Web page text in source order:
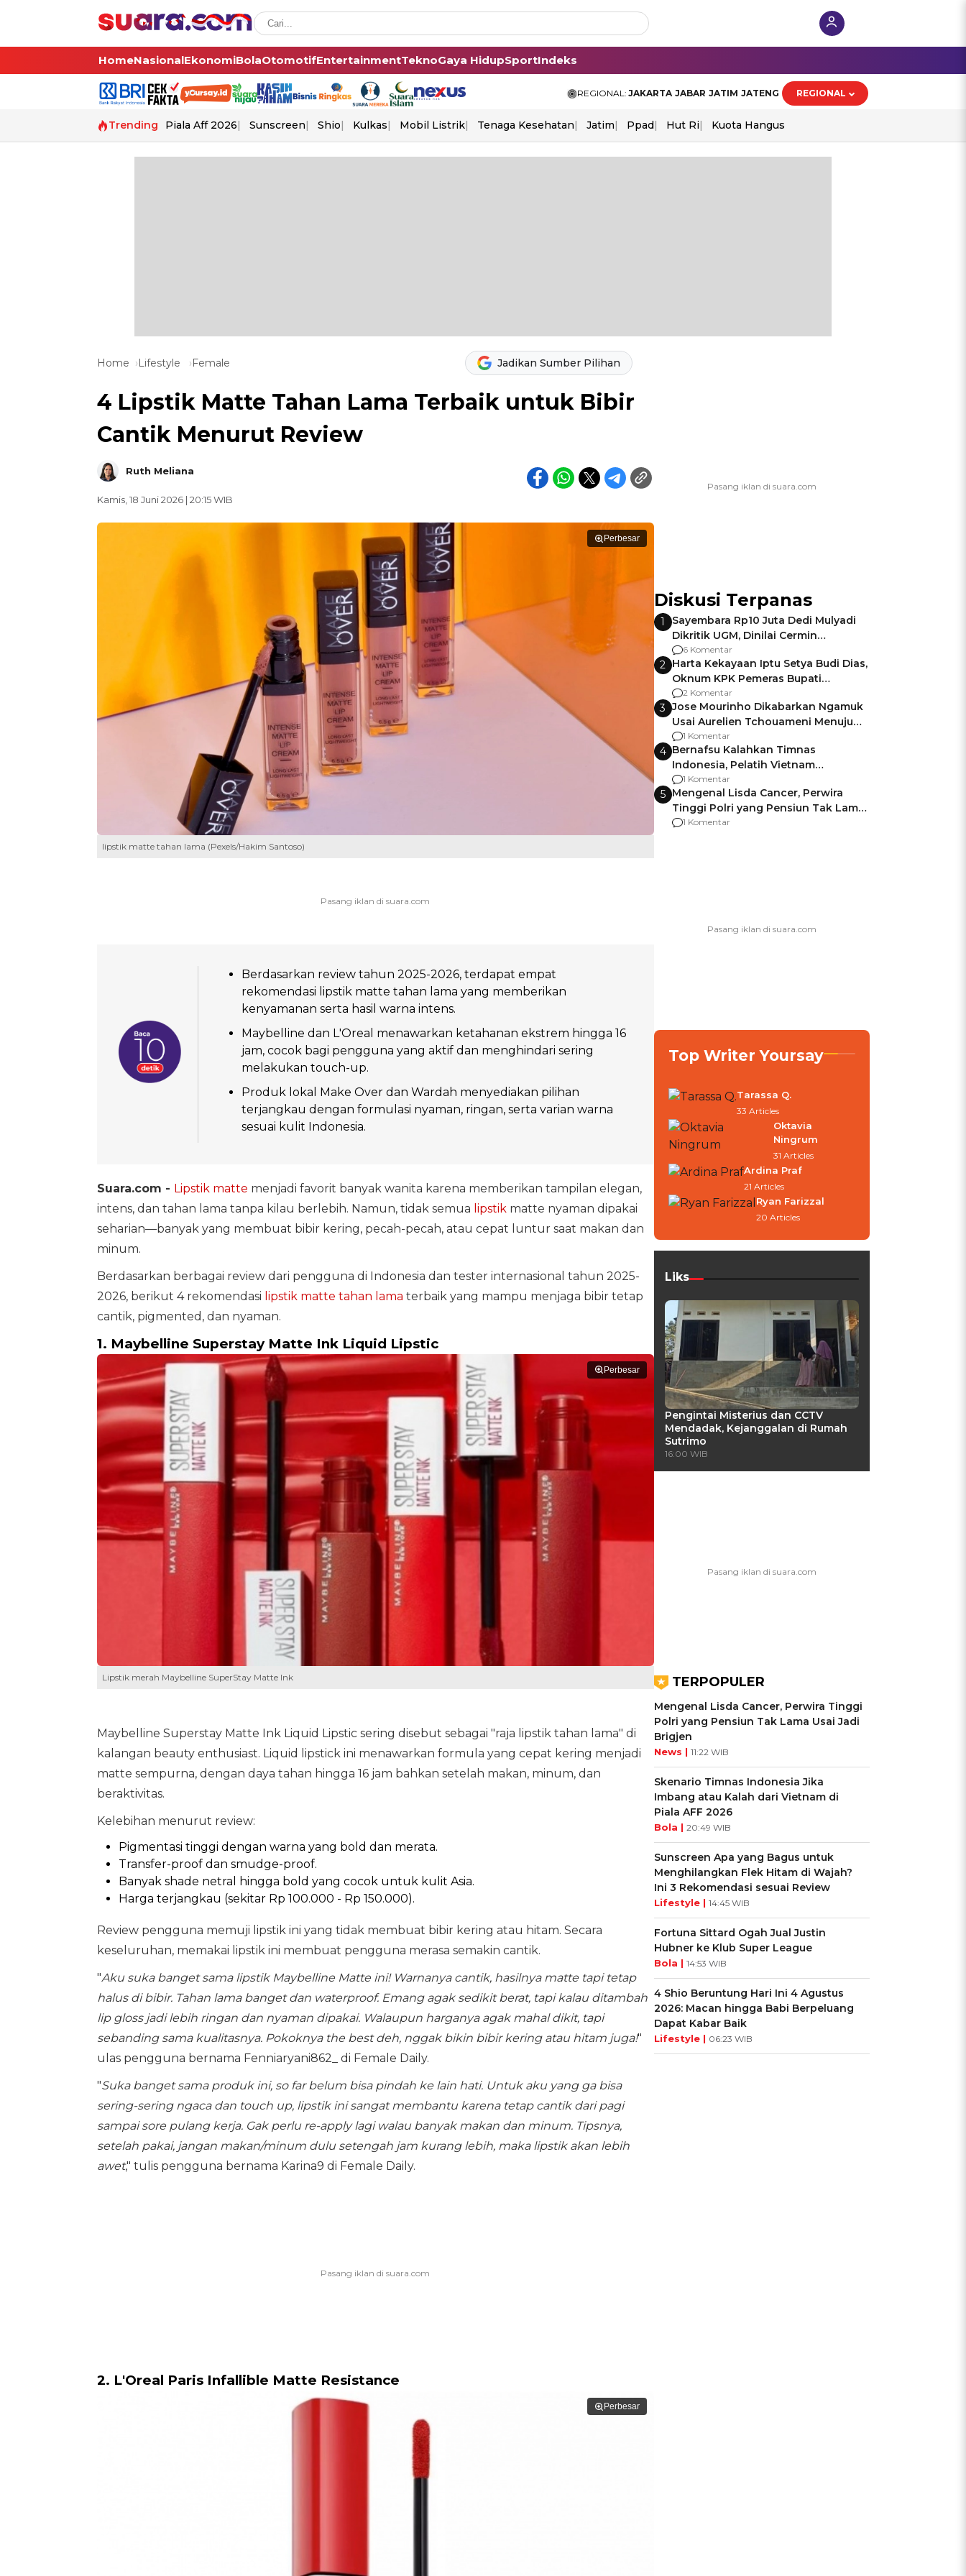
HomeNasionalEkonomiBolaOtomotifEntertainmentTeknoGaya HidupSportIndeks
REGIONAL: JAKARTA JABAR JATIM JATENG REGIONAL
Trending Piala Aff 2026 Sunscreen Shio Kulkas Mobil Listrik Tenaga Kesehatan Jatim Ppad Hut Ri Kuota Hangus
Home Lifestyle Female Jadikan Sumber Pilihan
4 Lipstik Matte Tahan Lama Terbaik untuk Bibir
Cantik Menurut Review
Ruth Meliana
Kamis, 18 Juni 2026 | 20:15 WIB
Perbesar
lipstik matte tahan lama (Pexels/Hakim Santoso)
Berdasarkan review tahun 2025-2026, terdapat empat
rekomendasi lipstik matte tahan lama yang memberikan
kenyamanan serta hasil warna intens.
Maybelline dan L'Oreal menawarkan ketahanan ekstrem hingga 16
jam, cocok bagi pengguna yang aktif dan menghindari sering
melakukan touch-up.
Produk lokal Make Over dan Wardah menyediakan pilihan
terjangkau dengan formulasi nyaman, ringan, serta varian warna
sesuai kulit Indonesia.
Suara.com - Lipstik matte menjadi favorit banyak wanita karena memberikan tampilan elegan,
intens, dan tahan lama tanpa kilau berlebih. Namun, tidak semua lipstik matte nyaman dipakai
seharian—banyak yang membuat bibir kering, pecah-pecah, atau cepat luntur saat makan dan
minum.
Berdasarkan berbagai review dari pengguna di Indonesia dan tester internasional tahun 2025-
2026, berikut 4 rekomendasi lipstik matte tahan lama terbaik yang mampu menjaga bibir tetap
cantik, pigmented, dan nyaman.
1. Maybelline Superstay Matte Ink Liquid Lipstic
Perbesar
Lipstik merah Maybelline SuperStay Matte Ink
Maybelline Superstay Matte Ink Liquid Lipstic sering disebut sebagai "raja lipstik tahan lama" di
kalangan beauty enthusiast. Liquid lipstick ini menawarkan formula yang cepat kering menjadi
matte sempurna, dengan daya tahan hingga 16 jam bahkan setelah makan, minum, dan
beraktivitas.
Kelebihan menurut review:
Pigmentasi tinggi dengan warna yang bold dan merata.
Transfer-proof dan smudge-proof.
Banyak shade netral hingga bold yang cocok untuk kulit Asia.
Harga terjangkau (sekitar Rp 100.000 - Rp 150.000).
Review pengguna memuji lipstik ini yang tidak membuat bibir kering atau hitam. Secara
keseluruhan, memakai lipstik ini membuat pengguna merasa semakin cantik.
"Aku suka banget sama lipstik Maybelline Matte ini! Warnanya cantik, hasilnya matte tapi tetap
halus di bibir. Tahan lama banget dan waterproof. Emang agak sedikit berat, tapi kalau ditambah
lip gloss jadi lebih ringan dan nyaman dipakai. Walaupun harganya agak mahal dikit, tapi
sebanding sama kualitasnya. Pokoknya the best deh, nggak bikin bibir kering atau hitam juga!"
ulas pengguna bernama Fenniaryani862_ di Female Daily.
"Suka banget sama produk ini, so far belum bisa pindah ke lain hati. Untuk aku yang ga bisa
sering-sering ngaca dan touch up, lipstik ini sangat membantu karena tetap cantik dari pagi
sampai sore pulang kerja. Gak perlu re-apply lagi walau banyak makan dan minum. Tipsnya,
setelah pakai, jangan makan/minum dulu setengah jam kurang lebih, maka lipstik akan lebih
awet," tulis pengguna bernama Karina9 di Female Daily.
2. L'Oreal Paris Infallible Matte Resistance
Perbesar
Diskusi Terpanas
1
Sayembara Rp10 Juta Dedi Mulyadi
Dikritik UGM, Dinilai Cermin
Gagalnya Negara Jamin Keamanan
6 Komentar
2 Harta Kekayaan Iptu Setya Budi Dias,
Oknum KPK Pemeras Bupati
Pemalang
2 Komentar
3 Jose Mourinho Dikabarkan Ngamuk
Usai Aurelien Tchouameni Menuju
Manchester United
1 Komentar
4 Bernafsu Kalahkan Timnas
Indonesia, Pelatih Vietnam
Berencana Pakai Jimat di Pakansari
1 Komentar
5 Mengenal Lisda Cancer, Perwira
Tinggi Polri yang Pensiun Tak Lama
Usai Jadi Brigjen
1 Komentar
Top Writer Yoursay
Tarassa Q.
33 Articles
Oktavia
Ningrum
31 Articles
Ardina Praf
21 Articles
Ryan Farizzal
20 Articles
Liks
Pengintai Misterius dan CCTV
Mendadak, Kejanggalan di Rumah
Sutrimo
16:00 WIB
TERPOPULER
Mengenal Lisda Cancer, Perwira Tinggi
Polri yang Pensiun Tak Lama Usai Jadi
Brigjen
News | 11:22 WIB
Skenario Timnas Indonesia Jika
Imbang atau Kalah dari Vietnam di
Piala AFF 2026
Bola | 20:49 WIB
Sunscreen Apa yang Bagus untuk
Menghilangkan Flek Hitam di Wajah?
Ini 3 Rekomendasi sesuai Review
Lifestyle | 14:45 WIB
Fortuna Sittard Ogah Jual Justin
Hubner ke Klub Super League
Bola | 14:53 WIB
4 Shio Beruntung Hari Ini 4 Agustus
2026: Macan hingga Babi Berpeluang
Dapat Kabar Baik
Lifestyle | 06:23 WIB